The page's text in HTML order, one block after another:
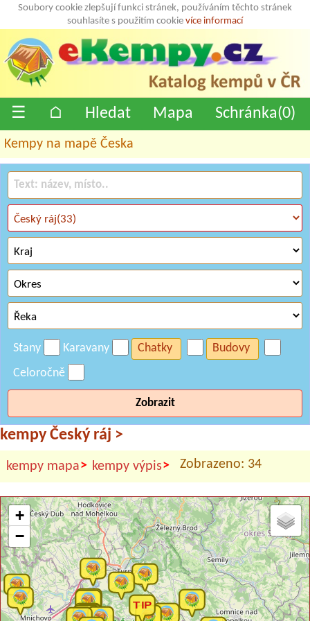
Soubory cookie zlepšují funkci stránek, používáním těchto stránek
souhlasíte s použitím cookie více informací
☰ ⌂ Hledat Mapa Schránka(0)
Kempy na mapě Česka
Stany Karavany Chatky
Budovy
Celoročně
Zobrazit
kempy Český ráj >
kempy mapa> kempy výpis> Zobrazeno: 34
+
−